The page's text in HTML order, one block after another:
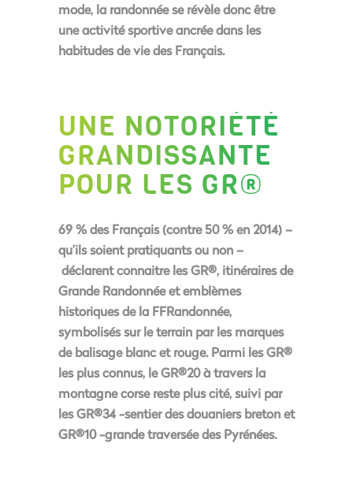
mode, la randonnée se révèle donc être
une activité sportive ancrée dans les
habitudes de vie des Français.
UNE NOTORIÉTÉ
GRANDISSANTE
POUR LES GR®
69 % des Français(contre 50 % en 2014) –
qu’ils soient pratiquants ou non –
déclarent connaitre les GR®, itinéraires de
Grande Randonnée et emblèmes
historiques de la FFRandonnée,
symbolisés sur le terrain par les marques
de balisage blanc et rouge. Parmi les GR®
les plus connus, le GR®20 à travers la
montagne corse reste plus cité, suivi par
les GR®34 -sentier des douaniers breton et
GR®10 -grande traversée des Pyrénées.